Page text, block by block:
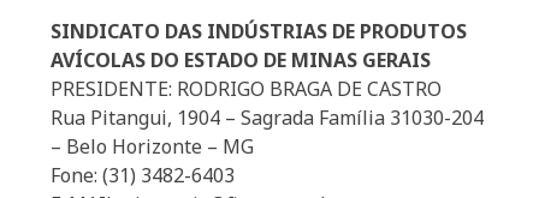
SINDICATO DAS INDÚSTRIAS DE PRODUTOS
AVÍCOLAS DO ESTADO DE MINAS GERAIS
PRESIDENTE: RODRIGO BRAGA DE CASTRO
Rua Pitangui, 1904 – Sagrada Família 31030-204
– Belo Horizonte – MG
Fone: (31) 3482-6403